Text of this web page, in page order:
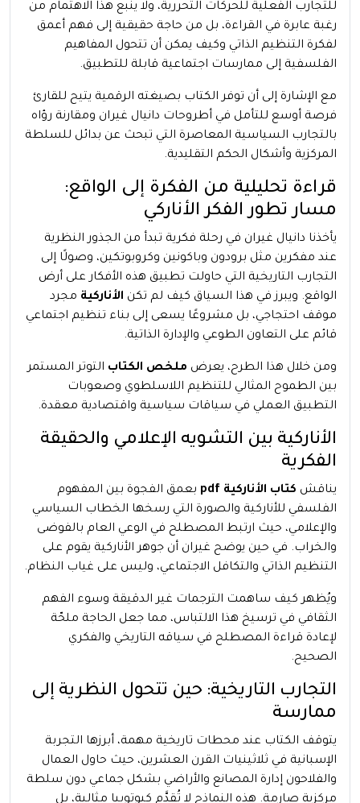
للتجارب الفعلية للحركات التحررية، ولا ينبع هذا الاهتمام من
رغبة عابرة في القراءة، بل من حاجة حقيقية إلى فهم أعمق
لفكرة التنظيم الذاتي وكيف يمكن أن تتحول المفاهيم
الفلسفية إلى ممارسات اجتماعية قابلة للتطبيق.
مع الإشارة إلى أن توفر الكتاب بصيغته الرقمية يتيح للقارئ
فرصة أوسع للتأمل في أطروحات دانيال غيران ومقارنة رؤاه
بالتجارب السياسية المعاصرة التي تبحث عن بدائل للسلطة
المركزية وأشكال الحكم التقليدية.
قراءة تحليلية من الفكرة إلى الواقع:
مسار تطور الفكر الأناركي
يأخذنا دانيال غيران في رحلة فكرية تبدأ من الجذور النظرية
عند مفكرين مثل برودون وباكونين وكروبوتكين، وصولًا إلى
التجارب التاريخية التي حاولت تطبيق هذه الأفكار على أرض
الواقع. ويبرز في هذا السياق كيف لم تكن الأناركية مجرد
موقف احتجاجي، بل مشروعًا يسعى إلى بناء تنظيم اجتماعي
قائم على التعاون الطوعي والإدارة الذاتية.
ومن خلال هذا الطرح، يعرض ملخص الكتاب التوتر المستمر
بين الطموح المثالي للتنظيم اللاسلطوي وصعوبات
التطبيق العملي في سياقات سياسية واقتصادية معقدة.
الأناركية بين التشويه الإعلامي والحقيقة
الفكرية
يناقش كتاب الأناركية pdf
بعمق الفجوة بين المفهوم
الفلسفي للأناركية والصورة التي رسخها الخطاب السياسي
والإعلامي، حيث ارتبط المصطلح في الوعي العام بالفوضى
والخراب. في حين يوضح غيران أن جوهر الأناركية يقوم على
التنظيم الذاتي والتكافل الاجتماعي، وليس على غياب النظام.
ويُظهر كيف ساهمت الترجمات غير الدقيقة وسوء الفهم
الثقافي في ترسيخ هذا الالتباس، مما جعل الحاجة ملحّة
لإعادة قراءة المصطلح في سياقه التاريخي والفكري
الصحيح.
التجارب التاريخية: حين تتحول النظرية إلى
ممارسة
يتوقف الكتاب عند محطات تاريخية مهمة، أبرزها التجربة
الإسبانية في ثلاثينيات القرن العشرين، حيث حاول العمال
والفلاحون إدارة المصانع والأراضي بشكل جماعي دون سلطة
مركزية صارمة. هذه النماذج لا تُقدَّم كيوتوبيا مثالية، بل